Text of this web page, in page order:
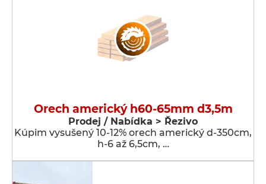
Orech americký h60-65mm d3,5m
Prodej / Nabídka > Řezivo
Kúpim vysušený 10-12% orech americký d-350cm,
h-6 až 6,5cm, …